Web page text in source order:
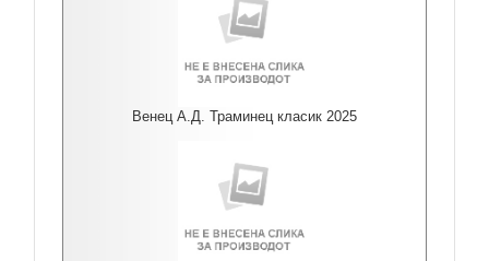
Венец А.Д. Траминец класик 2025